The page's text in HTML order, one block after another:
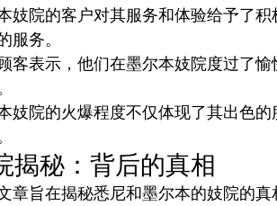
妓院的客户对其服务和体验给予了
服务。
客表示，他们在墨尔本妓院度过了
妓院的火爆程度不仅体现了其出色
揭秘：背后的真相
章旨在揭秘悉尼和墨尔本的妓院的